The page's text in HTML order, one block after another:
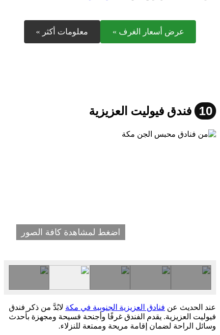
عرض أسعار الغرف » معلومات أكثر »
10 فندق فيوليت العزيزية
اضغط لمشاهدة كافة الصور
عند الحديث عن فنادق العزيزية الجنوبية في مكة لابُدَّ من ذكر فندق
فيوليت العزيزية. يقدم الفندق غرفًا وأجنحة فسيحة ومجهزة بأحدث
وسائل الراحة لضمان إقامة مريحة وممتعة للنزلاء.